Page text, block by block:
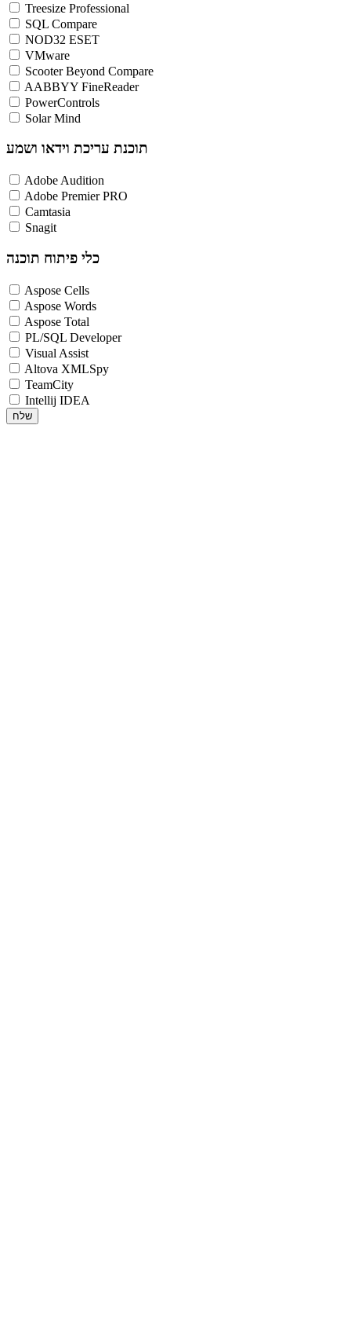
Treesize Professional
SQL Compare
NOD32 ESET
VMware
Scooter Beyond Compare
AABBYY FineReader
PowerControls
Solar Mind
תוכנת עריכת וידאו ושמע
Adobe Audition
Adobe Premier PRO
Camtasia
Snagit
כלי פיתוח תוכנה
Aspose Cells
Aspose Words
Aspose Total
PL/SQL Developer
Visual Assist
Altova XMLSpy
TeamCity
Intellij IDEA